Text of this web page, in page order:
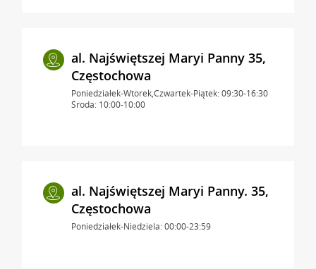
al. Najświętszej Maryi Panny 35,
Częstochowa
Poniedziałek-Wtorek,Czwartek-Piątek: 09:30-16:30
Środa: 10:00-10:00
al. Najświętszej Maryi Panny. 35,
Częstochowa
Poniedziałek-Niedziela: 00:00-23:59